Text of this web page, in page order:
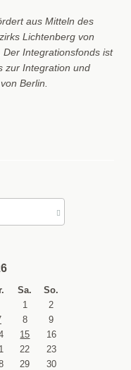
aus Mitteln des
Lichtenberg von
Integrationsfonds ist
zur Integration und
Berlin.
Sa. So.
1
2
8
9
15
16
22
23
29
30